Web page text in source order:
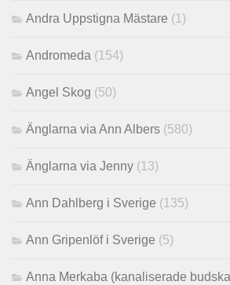
Andra Uppstigna Mästare (1)
Andromeda (154)
Angel Skog (50)
Änglarna via Ann Albers (580)
Änglarna via Jenny (13)
Ann Dahlberg i Sverige (135)
Ann Gripenlöf i Sverige (5)
Anna Merkaba (kanaliserade